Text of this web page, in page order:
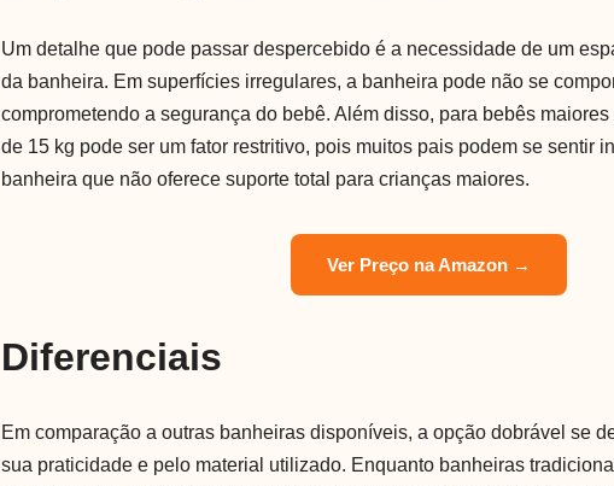
Um detalhe que pode passar despercebido é a necessidade de um
da banheira. Em superfícies irregulares, a banheira pode não se
comprometendo a segurança do bebê. Além disso, para bebês
de 15 kg pode ser um fator restritivo, pois muitos pais podem se sentir
banheira que não oferece suporte total para crianças maiores.
Ver Preço na Amazon →
Diferenciais
Em comparação a outras banheiras disponíveis, a opção dobrável se
sua praticidade e pelo material utilizado. Enquanto banheiras